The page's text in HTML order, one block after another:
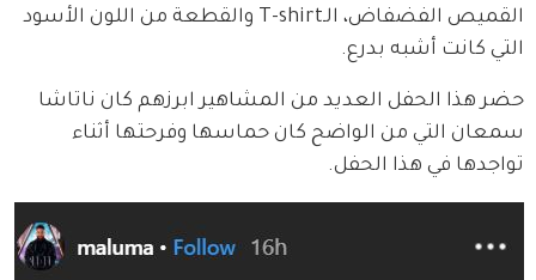
القميص الفضفاض، الـT-shirt والقطعة من اللون الأسود
التي كانت أشبه بدرع.
حضر هذا الحفل العديد من المشاهير ابرزهم كان ناتاشا
سمعان التي من الواضح كان حماسها وفرحتها أثناء
تواجدها في هذا الحفل.